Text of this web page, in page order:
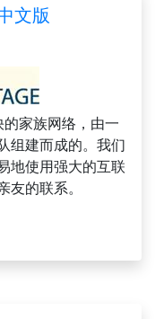
文版
家族网络，由一
组建而成的。我们
地使用强大的互联
的联系。